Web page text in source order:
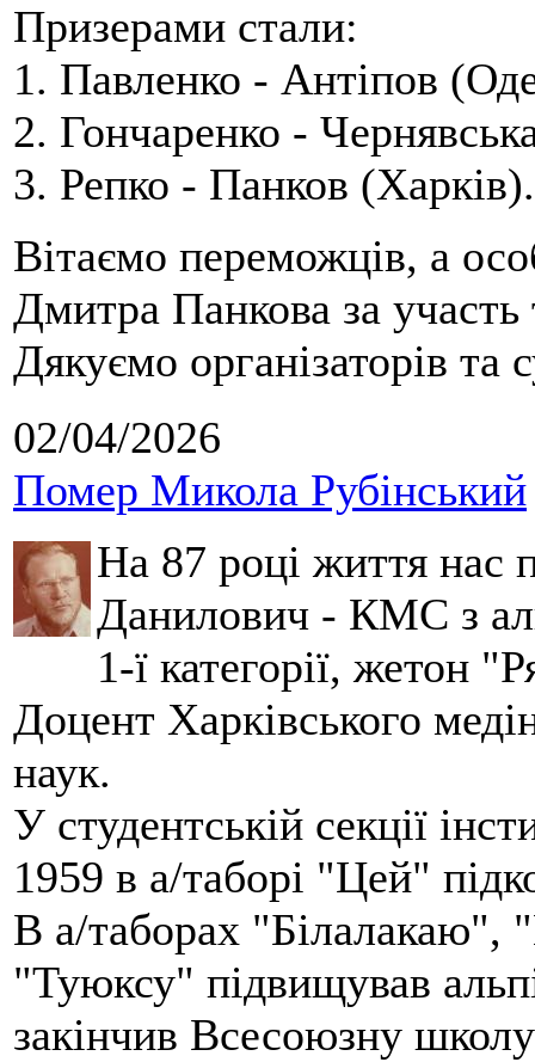
Призерами стали:
1. Павленко - Антіпов
2. Гончаренко -
3. Репко - Панков (Харків).
Вітаємо переможців, а
Дмитра Панкова за
Дякуємо організаторів та
02/04/2026
Помер Микола Рубінський
На 87 році життя нас
Данилович - КМС з
1-ї категорії, жетон
Доцент Харківського
наук.
У студентській секції
1959 в а/таборі "Цей"
В а/таборах "Білалакаю",
"Туюксу" підвищував
закінчив Всесоюзну